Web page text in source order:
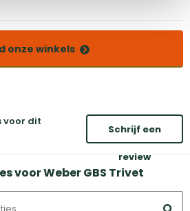
onze winkels
voor dit
Schrijf een
review
voor Weber GBS Trivet